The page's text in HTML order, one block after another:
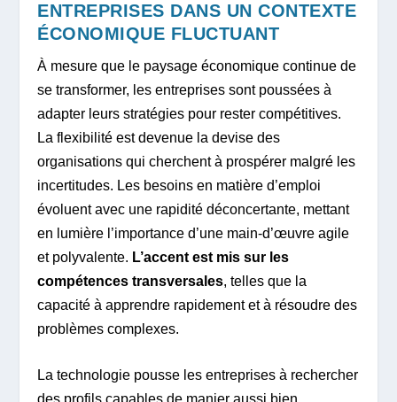
ENTREPRISES DANS UN CONTEXTE
ÉCONOMIQUE FLUCTUANT
À mesure que le paysage économique continue de
se transformer, les entreprises sont poussées à
adapter leurs stratégies pour rester compétitives.
La flexibilité est devenue la devise des
organisations qui cherchent à prospérer malgré les
incertitudes. Les besoins en matière d’emploi
évoluent avec une rapidité déconcertante, mettant
en lumière l’importance d’une main-d’œuvre agile
et polyvalente. L’accent est mis sur les
compétences transversales, telles que la
capacité à apprendre rapidement et à résoudre des
problèmes complexes.
La technologie pousse les entreprises à rechercher